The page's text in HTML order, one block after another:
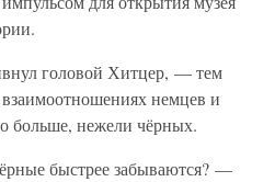
головой Хитцер, — тем
немцев и
больше, нежели чёрных.
быстрее забываются? —